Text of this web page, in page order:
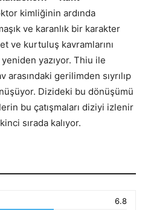
kimliğinin ardında
ve karanlık bir karakter
ve kurtuluş kavramlarını
yazıyor. Thiu ile
arasındaki gerilimden sıyrılıp
Dizideki bu dönüşümü
bu çatışmaları diziyi izlenir
sırada kalıyor.
6.8